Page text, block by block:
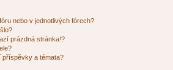
nebo v jednotlivých fórech?
prázdná stránka!?
příspěvky a témata?